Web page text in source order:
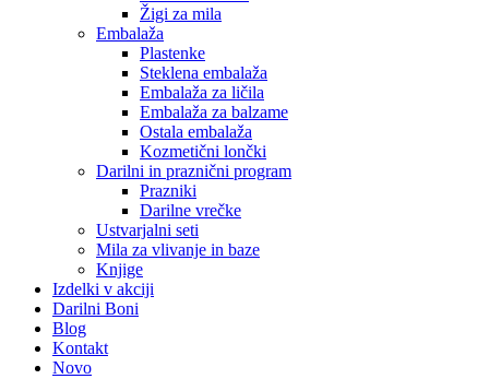
Žigi za mila
Embalaža
Plastenke
Steklena embalaža
Embalaža za ličila
Embalaža za balzame
Ostala embalaža
Kozmetični lončki
Darilni in praznični program
Prazniki
Darilne vrečke
Ustvarjalni seti
Mila za vlivanje in baze
Knjige
Izdelki v akciji
Darilni Boni
Blog
Kontakt
Novo